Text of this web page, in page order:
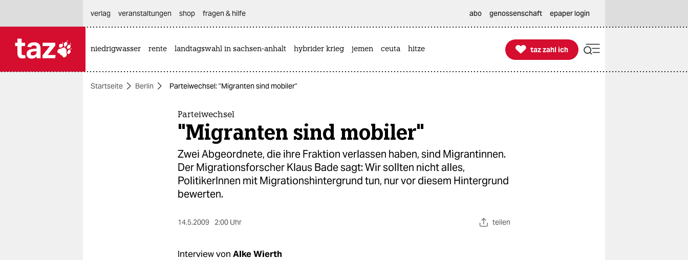
themen
verlag
veranstaltungen shop fragen & hilfe abo genossenschaft epaper login
niedrigwasser rente landtagswahl in sachsen-anhalt hybrider krieg jemen ceuta hitze 
taz zahl ich
taz zahl ich
Startseite Berlin Parteiwechsel: "Migranten sind mobiler"
Parteiwechsel
"Migranten sind mobiler"
Zwei Abgeordnete, die ihre Fraktion verlassen haben, sind Migrantinnen.
Der Migrationsforscher Klaus Bade sagt: Wir sollten nicht alles,
PolitikerInnen mit Migrationshintergrund tun, nur vor diesem Hintergrund
bewerten.
14.5.2009 2:00 Uhr teilen
Interview von Alke Wierth